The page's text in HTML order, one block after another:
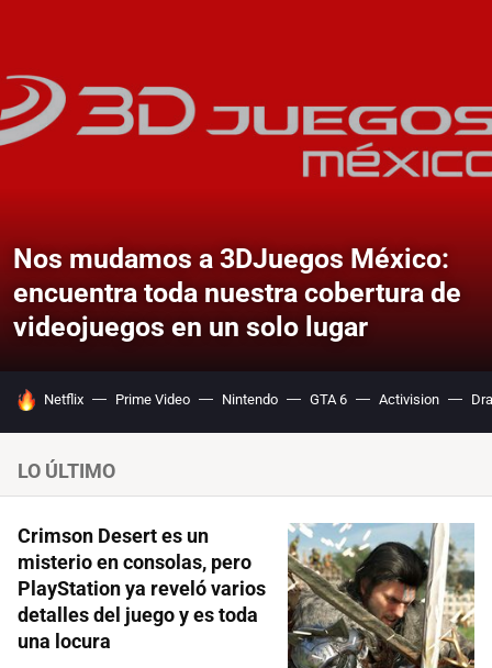
Nos mudamos a 3DJuegos México:
encuentra toda nuestra cobertura de
videojuegos en un solo lugar
HOY SE HABLA DE
Netflix Prime Video Nintendo GTA 6 Activision
LO ÚLTIMO
Crimson Desert es un
misterio en consolas, pero
PlayStation ya reveló varios
detalles del juego y es toda
una locura